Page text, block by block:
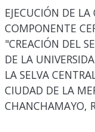
EJECUCIÓN DE LA
COMPONENTE
"CREACIÓN DEL
DE LA
LA SELVA
CIUDAD DE LA
CHANCHAMAYO,